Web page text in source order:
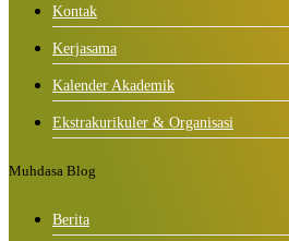
Kontak
Kerjasama
Kalender Akademik
Ekstrakurikuler & Organisasi
Muhdasa Blog
Berita